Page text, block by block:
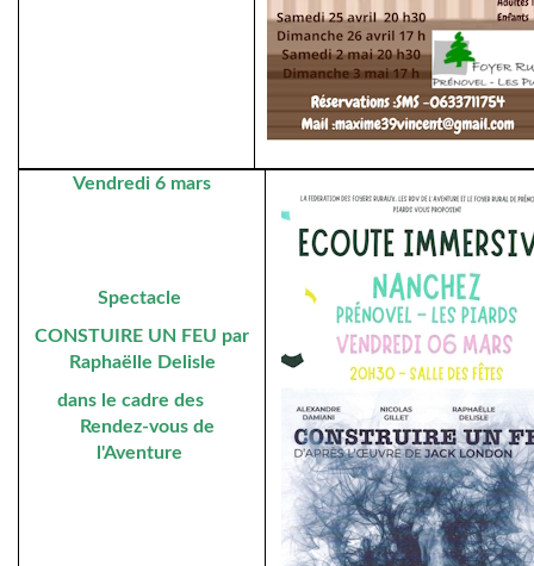
Vendredi 6 mars
Spectacle
CONSTUIRE UN FEU par
Raphaëlle Delisle
dans le cadre des
Rendez-vous de
l'Aventure